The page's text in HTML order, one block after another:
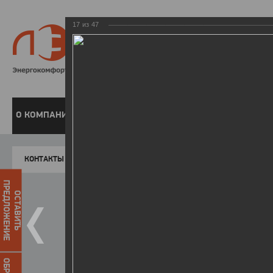
8 800
О КОМПАНИИ
КОНТАКТЫ
ОСТАВИТЬ
ПРЕДЛОЖЕНИЕ
17 из 47